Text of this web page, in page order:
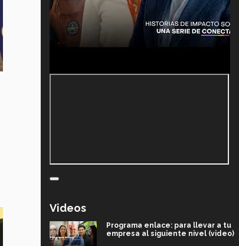
Videos
Programa enlace: para llevar a tu
empresa al siguiente nivel (video)